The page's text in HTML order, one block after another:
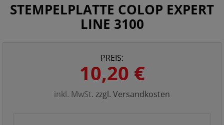
STEMPELPLATTE COLOP EXPERT
LINE 3100
PREIS:
10,20 €
inkl. MwSt. zzgl. Versandkosten